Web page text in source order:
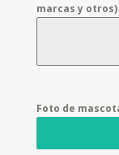
marcas y otros)
Foto de